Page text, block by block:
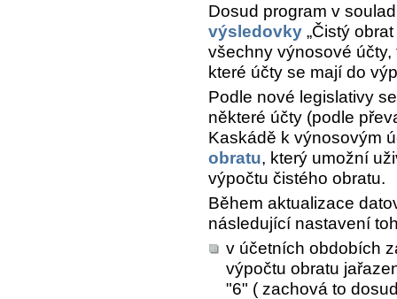
Dosud program v
výsledovky „Čistý
všechny výnosové
které účty se mají do
Podle nové legislativy
některé účty (podle
Kaskádě k výnosovým
obratu, který umožní
výpočtu čistého obratu.
Během aktualizace
následující nastavení
v účetních obdobích
výpočtu obratu
"6" ( zachová to